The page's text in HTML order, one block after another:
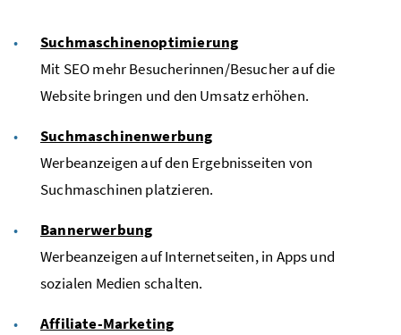
Suchmaschinenoptimierung
Mit SEOmehr Besucherinnen/Besucher auf die
Websitebringen und den Umsatz erhöhen.
Suchmaschinenwerbung
Werbeanzeigen auf den Ergebnisseiten von
Suchmaschinen platzieren.
Bannerwerbung
Werbeanzeigen auf Internetseiten, in Appsund
sozialen Medien schalten.
Affiliate-Marketing